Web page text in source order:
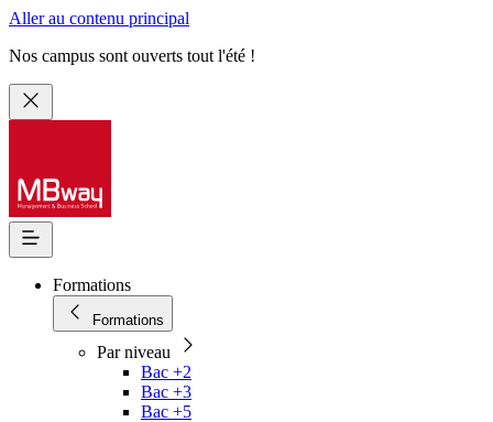
Aller au contenu principal
Nos campus sont ouverts tout l'été !
Formations
Formations
Par niveau
Bac +2
Bac +3
Bac +5